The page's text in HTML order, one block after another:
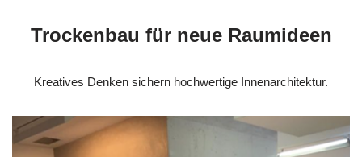
Trockenbau für neue Raumideen
Kreatives Denken sichern hochwertige Innenarchitektur.